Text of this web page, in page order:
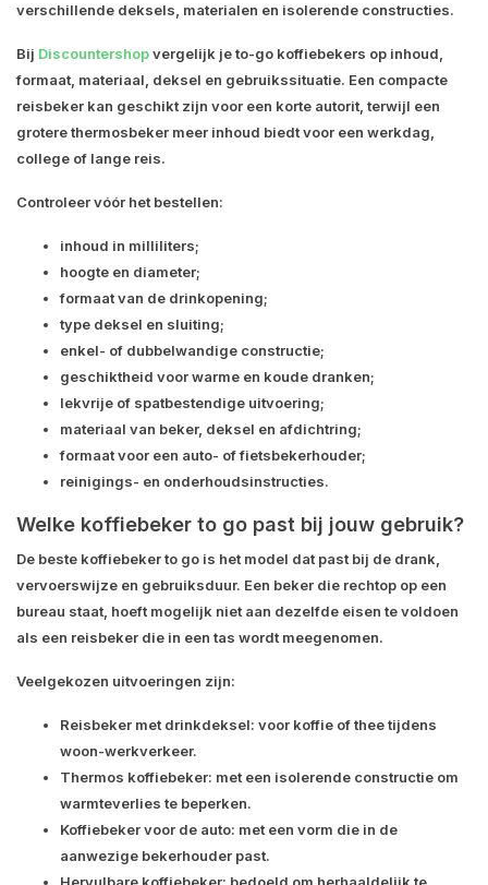
verschillende deksels, materialen en isolerende constructies.
Bij Discountershopvergelijk je to-go koffiebekers op inhoud,
formaat, materiaal, deksel en gebruikssituatie. Een compacte
reisbeker kan geschikt zijn voor een korte autorit, terwijl een
grotere thermosbeker meer inhoud biedt voor een werkdag,
college of lange reis.
Controleer vóór het bestellen:
inhoud in milliliters;
hoogte en diameter;
formaat van de drinkopening;
type deksel en sluiting;
enkel- of dubbelwandige constructie;
geschiktheid voor warme en koude dranken;
lekvrije of spatbestendige uitvoering;
materiaal van beker, deksel en afdichtring;
formaat voor een auto- of fietsbekerhouder;
reinigings- en onderhoudsinstructies.
Welke koffiebeker to go past bij jouw gebruik?
De beste koffiebeker to go is het model dat past bij de drank,
vervoerswijze en gebruiksduur. Een beker die rechtop op een
bureau staat, hoeft mogelijk niet aan dezelfde eisen te voldoen
als een reisbeker die in een tas wordt meegenomen.
Veelgekozen uitvoeringen zijn:
Reisbeker met drinkdeksel: voor koffie of thee tijdens
woon-werkverkeer.
Thermos koffiebeker: met een isolerende constructie om
warmteverlies te beperken.
Koffiebeker voor de auto: met een vorm die in de
aanwezige bekerhouder past.